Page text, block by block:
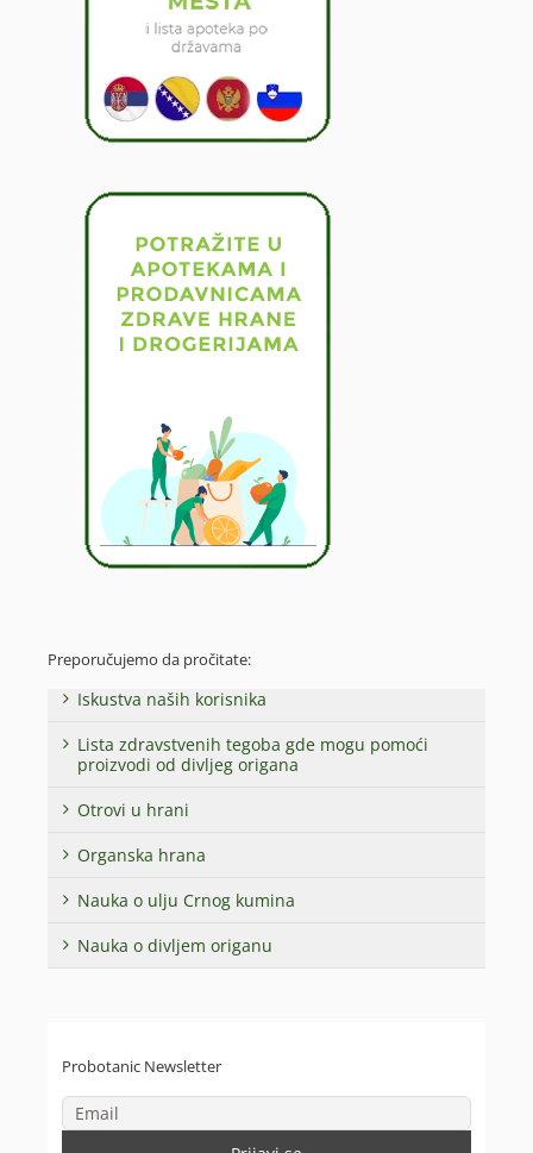
Preporučujemo da pročitate:
Iskustva naših korisnika
Lista zdravstvenih tegoba gde mogu pomoći
proizvodi od divljeg origana
Otrovi u hrani
Organska hrana
Nauka o ulju Crnog kumina
Nauka o divljem origanu
Probotanic Newsletter